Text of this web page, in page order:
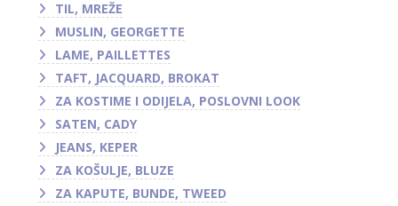
TIL, MREŽE
MUSLIN, GEORGETTE
LAME, PAILLETTES
TAFT, JACQUARD, BROKAT
ZA KOSTIME I ODIJELA, POSLOVNI LOOK
SATEN, CADY
JEANS, KEPER
ZA KOŠULJE, BLUZE
ZA KAPUTE, BUNDE, TWEED